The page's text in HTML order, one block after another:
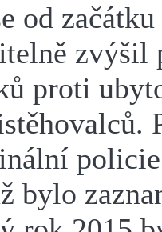
od
zvýšil
proti
bylo